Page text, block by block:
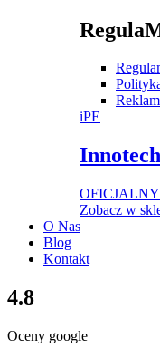
iPE
Zobacz w
O Nas
Blog
Kontakt
4.8
Oceny google